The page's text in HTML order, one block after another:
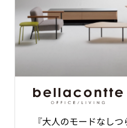
『大人のモードなしつ